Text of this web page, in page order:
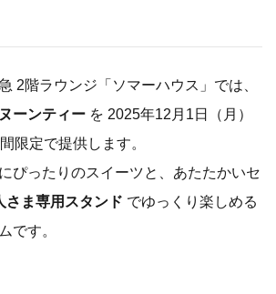
2階ラウンジ「ソマーハウス」では、
ーンティー を 2025年12月1日（月）
限定で提供します。
ぴったりのスイーツと、あたたかいセ
さま専用スタンド でゆっくり楽しめる
です。